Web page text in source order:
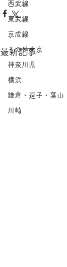
西武線
東武線
京成線
その他東京
神奈川県
横浜
鎌倉・逗子・葉山
川崎
最新記事